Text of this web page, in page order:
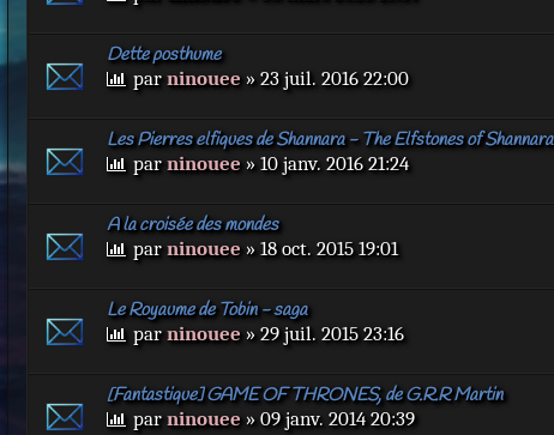
Dette posthume
par ninouee » 23 juil. 2016 22:00
Les Pierres elfiques de Shannara - The Elfstones of Shannara
par ninouee » 10 janv. 2016 21:24
A la croisée des mondes
par ninouee » 18 oct. 2015 19:01
Le Royaume de Tobin - saga
par ninouee » 29 juil. 2015 23:16
[Fantastique] GAME OF THRONES, de G.R.R Martin
par ninouee » 09 janv. 2014 20:39